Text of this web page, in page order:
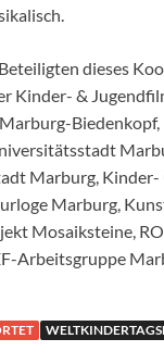
dieses
Kinder- &
Marburg, Kinder-
Marburg,
Mosaiksteine,
Arbeitsgruppe